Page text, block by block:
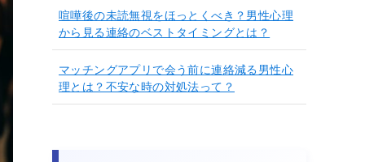
喧嘩後の未読無視をほっとくべき？男性心理
から見る連絡のベストタイミングとは？
マッチングアプリで会う前に連絡減る男性心
理とは？不安な時の対処法って？